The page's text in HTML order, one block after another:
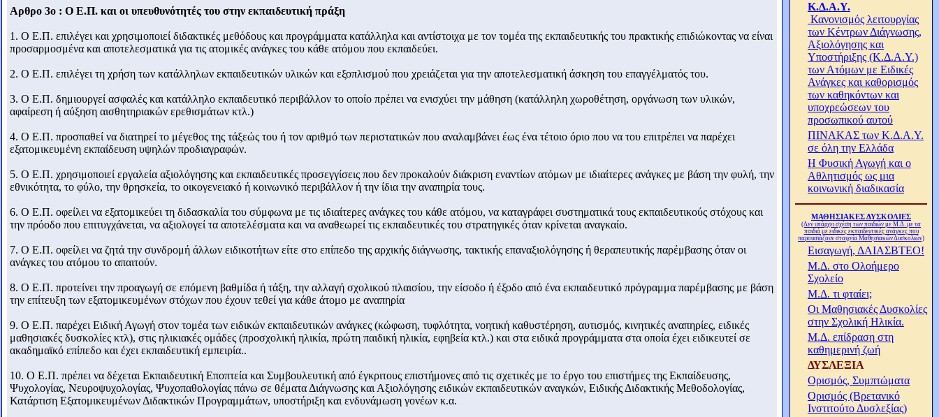
Αρθρο 3ο : Ο Ε.Π. και οι υπευθυνότητές του στην εκπαιδευτική πράξη
1. Ο Ε.Π. επιλέγει και χρησιμοποιεί διδακτικές μεθόδους και προγράμματα κατάλληλα και αντίστοιχα με τον τομέα της εκπαιδευτικής του πρακτικής επιδιώκοντας να είναι
προσαρμοσμένα και αποτελεσματικά για τις ατομικές ανάγκες του κάθε ατόμου που εκπαιδεύει.
2. Ο Ε.Π. επιλέγει τη χρήση των κατάλληλων εκπαιδευτικών υλικών και εξοπλισμού που χρειάζεται για την αποτελεσματική άσκηση του επαγγέλματός του.
3. Ο Ε.Π. δημιουργεί ασφαλές και κατάλληλο εκπαιδευτικό περιβάλλον το οποίο πρέπει να ενισχύει την μάθηση (κατάλληλη χωροθέτηση, οργάνωση των υλικών,
αφαίρεση ή αύξηση αισθητηριακών ερεθισμάτων κτλ.)
4. Ο Ε.Π. προσπαθεί να διατηρεί το μέγεθος της τάξεώς του ή τον αριθμό των περιστατικών που αναλαμβάνει έως ένα τέτοιο όριο που να του επιτρέπει να παρέχει
εξατομικευμένη εκπαίδευση υψηλών προδιαγραφών.
5. Ο Ε.Π. χρησιμοποιεί εργαλεία αξιολόγησης και εκπαιδευτικές προσεγγίσεις που δεν προκαλούν διάκριση εναντίων ατόμων με ιδιαίτερες ανάγκες με βάση την φυλή, την
εθνικότητα, το φύλο, την θρησκεία, το οικογενειακό ή κοινωνικό περιβάλλον ή την ίδια την αναπηρία τους.
6. Ο Ε.Π. οφείλει να εξατομικεύει τη διδασκαλία του σύμφωνα με τις ιδιαίτερες ανάγκες του κάθε ατόμου, να καταγράφει συστηματικά τους εκπαιδευτικούς στόχους και
την πρόοδο που επιτυγχάνεται, να αξιολογεί τα αποτελέσματα και να αναθεωρεί τις εκπαιδευτικές του στρατηγικές όταν κρίνεται αναγκαίο.
7. Ο Ε.Π. οφείλει να ζητά την συνδρομή άλλων ειδικοτήτων είτε στο επίπεδο της αρχικής διάγνωσης, τακτικής επαναξιολόγησης ή θεραπευτικής παρέμβασης όταν οι
ανάγκες του ατόμου το απαιτούν.
8. Ο Ε.Π. προτείνει την προαγωγή σε επόμενη βαθμίδα ή τάξη, την αλλαγή σχολικού πλαισίου, την είσοδο ή έξοδο από ένα εκπαιδευτικό πρόγραμμα παρέμβασης με βάση
την επίτευξη των εξατομικευμένων στόχων που έχουν τεθεί για κάθε άτομο με αναπηρία
9. Ο Ε.Π. παρέχει Ειδική Αγωγή στον τομέα των ειδικών εκπαιδευτικών ανάγκες (κώφωση, τυφλότητα, νοητική καθυστέρηση, αυτισμός, κινητικές αναπηρίες, ειδικές
μαθησιακές δυσκολίες κτλ), στις ηλικιακές ομάδες (προσχολική ηλικία, πρώτη παιδική ηλικία, εφηβεία κτλ.) και στα ειδικά προγράμματα στα οποία έχει ειδικευτεί σε
ακαδημαϊκό επίπεδο και έχει εκπαιδευτική εμπειρία..
10. Ο Ε.Π. πρέπει να δέχεται Εκπαιδευτική Εποπτεία και Συμβουλευτική από έγκριτους επιστήμονες από τις σχετικές με το έργο του επιστήμες της Εκπαίδευσης,
Ψυχολογίας, Νευροψυχολογίας, Ψυχοπαθολογίας πάνω σε θέματα Διάγνωσης και Αξιολόγησης ειδικών εκπαιδευτικών αναγκών, Ειδικής Διδακτικής Μεθοδολογίας,
Κατάρτιση Εξατομικευμένων Διδακτικών Προγραμμάτων, υποστήριξη και ενδυνάμωση γονέων κ.α.
Κ.Δ.Α.Υ.
Κανονισμός λειτουργίας
των Κέντρων Διάγνωσης,
Αξιολόγησης και
Υποστήριξης (Κ.Δ.Α.Υ.)
των Ατόμων με Ειδικές
Ανάγκες και καθορισμός
των καθηκόντων και
υποχρεώσεων του
προσωπικού αυτού
ΠΙΝΑΚΑΣ των Κ.Δ.Α.Υ.
σε όλη την Ελλάδα
Η Φυσική Αγωγή και ο
Αθλητισμός ως μια
κοινωνική διαδικασία
ΜΑΘΗΣΙΑΚΕΣ ΔΥΣΚΟΛΙΕΣ
(Δεν υπάρχει σχέση των παιδιών με Μ.Δ. με τα
παιδιά με ειδικές εκπαιδευτικές ανάγκες που
παρουσιάζουν στοιχεία Μαθησιακών Δυσκολιών)
Εισαγωγή, ΔΑΙΑΣΒΤΕΟ!
Μ.Δ. στο Ολοήμερο
Σχολείο
Μ.Δ. τι φταίει;
Οι Μαθησιακές Δυσκολίες
στην Σχολική Ηλικία.
Μ.Δ. επίδραση στη
καθημερινή ζωή
ΔΥΣΛΕΞΙΑ
Ορισμός, Συμπτώματα
Ορισμός (Βρετανικό
Ινστιτούτο Δυσλεξίας)